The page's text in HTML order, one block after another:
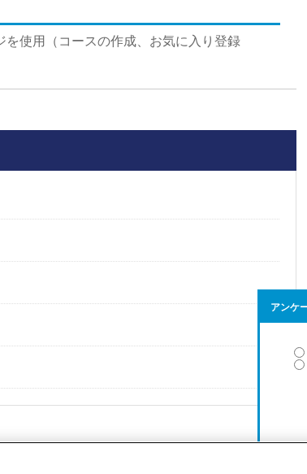
使用（コースの作成、お気に入り登録
アンケ